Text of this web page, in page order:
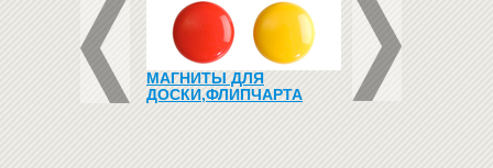
ПАРТЫ (ДЛЯ
МАГНИТЫ ДЛЯ
ДОСКИ,ФЛИПЧАРТА
СТУЛ ДЛЯ
САДА